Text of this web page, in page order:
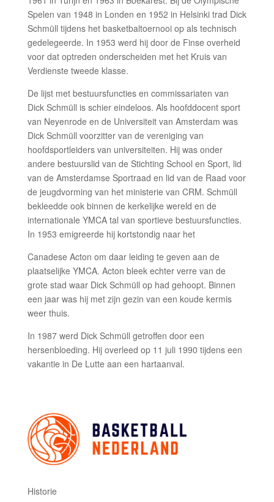
Spelen van 1948 in Londen en 1952 in Helsinki trad Dick
Schmüll tijdens het basketbaltoernooi op als technisch
gedelegeerde. In 1953 werd hij door de Finse overheid
voor dat optreden onderscheiden met het Kruis van
Verdienste tweede klasse.
De lijst met bestuursfuncties en commissariaten van
Dick Schmüll is schier eindeloos. Als hoofddocent sport
van Neyenrode en de Universiteit van Amsterdam was
Dick Schmüll voorzitter van de vereniging van
hoofdsportleiders van universiteiten. Hij was onder
andere bestuurslid van de Stichting School en Sport, lid
van de Amsterdamse Sportraad en lid van de Raad voor
de jeugdvorming van het ministerie van CRM. Schmüll
bekleedde ook binnen de kerkelijke wereld en de
internationale YMCA tal van sportieve bestuursfuncties.
In 1953 emigreerde hij kortstondig naar het
Canadese Acton om daar leiding te geven aan de
plaatselijke YMCA. Acton bleek echter verre van de
grote stad waar Dick Schmüll op had gehoopt. Binnen
een jaar was hij met zijn gezin van een koude kermis
weer thuis.
In 1987 werd Dick Schmüll getroffen door een
hersenbloeding. Hij overleed op 11 juli 1990 tijdens een
vakantie in De Lutte aan een hartaanval.
Historie